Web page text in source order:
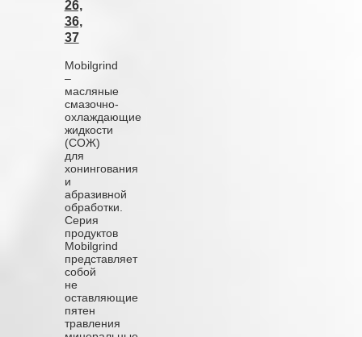
26,
36,
37
Mobilgrind
–
масляные
смазочно-
охлаждающие
жидкости
(СОЖ)
для
хонингования
и
абразивной
обработки.
Серия
продуктов
Mobilgrind
представляет
собой
не
оставляющие
пятен
травления